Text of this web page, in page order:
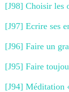
[J98] Choisir les
[J97] Ecrire ses
[J96] Faire un
[J95] Faire
[J94] Méditation